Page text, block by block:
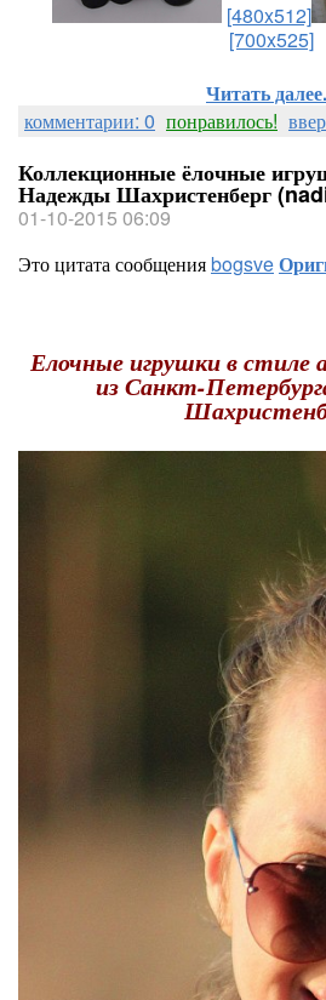
[480x512]
[700x525]
Читать
комментарии: 0 понравилось!
Коллекционные ёлочные
Надежды Шахристенберг
01-10-2015 06:09
Это цитата сообщенияbogsve
Елочные игрушки в стиле
из Санкт-